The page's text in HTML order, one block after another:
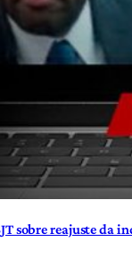
sobre reajuste da